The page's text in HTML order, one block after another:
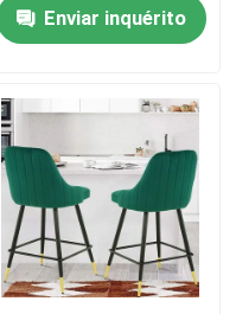
da tevê
Enviar inquérito